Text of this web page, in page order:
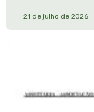
21 de julho de 2026